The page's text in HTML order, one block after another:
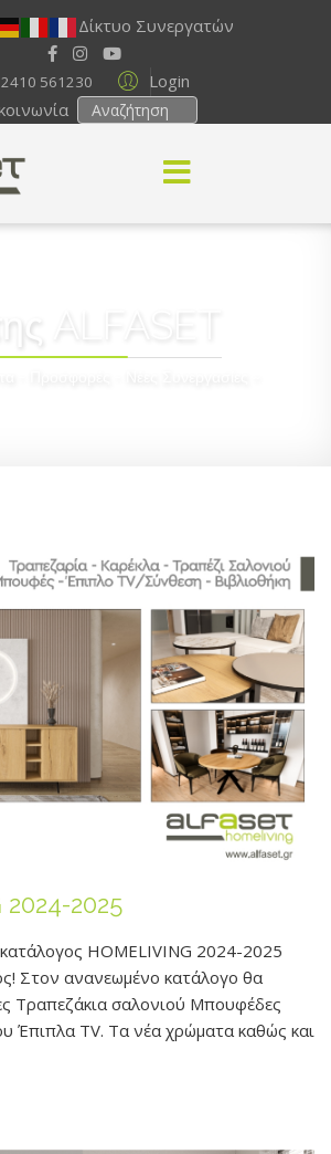
Δίκτυο Συνεργατών
Login
2410 561230
ALFASET
2024-2025
HOMELIVING 2024-2025
Στον ανανεωμένο κατάλογο θα
Τραπεζάκια σαλονιού Μπουφέδες
Έπιπλα TV. Τα νέα χρώματα καθώς και